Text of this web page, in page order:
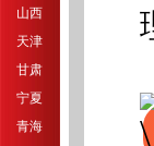
山西
天津
甘肃
宁夏
青海